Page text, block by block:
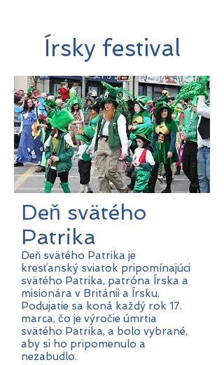
Írsky festival
Deň svätého
Patrika
Deň svätého Patrika je
kresťanský sviatok pripomínajúci
svätého Patrika, patróna Írska a
misionára v Británii a Írsku.
Podujatie sa koná každý rok 17.
marca, čo je výročie úmrtia
svätého Patrika, a bolo vybrané,
aby si ho pripomenulo a
nezabudlo.